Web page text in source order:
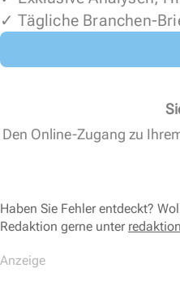
✓ Tägliche Branchen-
Den Online-Zugang zu
Haben Sie Fehler entdeckt?
Redaktion gerne unter